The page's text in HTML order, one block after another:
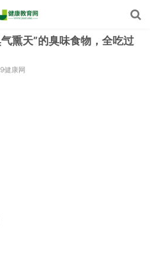
熏天”的臭味食物，全吃过
健康网